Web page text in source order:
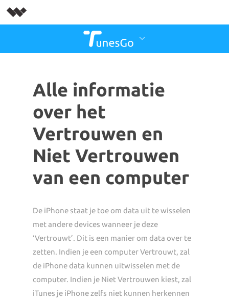
Alle informatie
over het
Vertrouwen en
Niet Vertrouwen
van een computer
De iPhone staat je toe om data uit te wisselen
met andere devices wanneer je deze
‘Vertrouwt’. Dit is een manier om data over te
zetten. Indien je een computer Vertrouwt, zal
de iPhone data kunnen uitwisselen met de
computer. Indien je Niet Vertrouwen kiest, zal
iTunes je iPhone zelfs niet kunnen herkennen